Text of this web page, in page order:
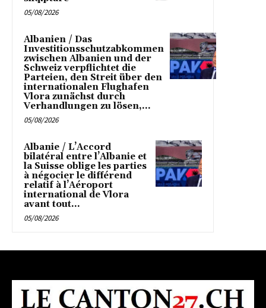
05/08/2026
Albanien / Das
Investitionsschutzabkommen
zwischen Albanien und der
Schweiz verpflichtet die
Parteien, den Streit über den
internationalen Flughafen
Vlora zunächst durch
Verhandlungen zu lösen,...
05/08/2026
Albanie / L’Accord
bilatéral entre l’Albanie et
la Suisse oblige les parties
à négocier le différend
relatif à l’Aéroport
international de Vlora
avant tout...
05/08/2026